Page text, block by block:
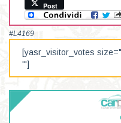
Post
#L4169
[yasr_visitor_votes
'"]